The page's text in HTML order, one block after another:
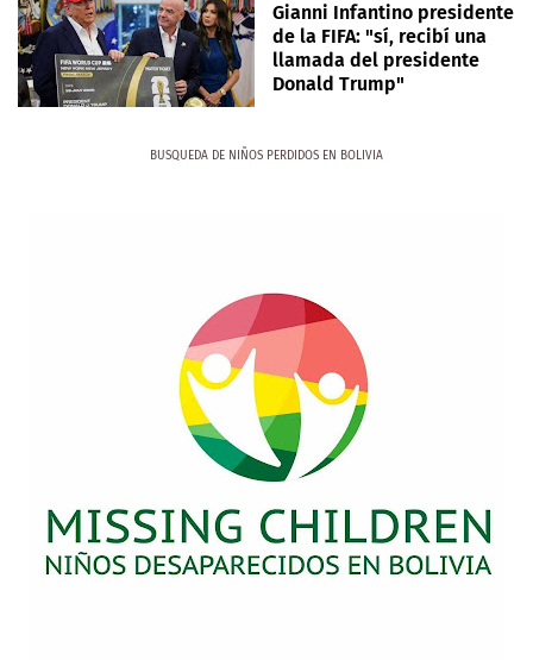
Gianni Infantino presidente
de la FIFA: "sí, recibí una
llamada del presidente
Donald Trump"
BUSQUEDA DE NIÑOS PERDIDOS EN BOLIVIA